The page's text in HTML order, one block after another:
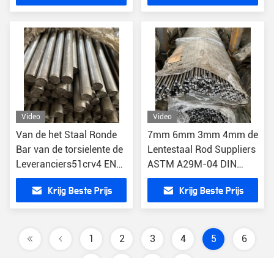
Video
Van de het Staal Ronde
Bar van de torsielente de
Leveranciers51crv4 EN
10089-2002
Krijg Beste Prijs
Video
7mm 6mm 3mm 4mm de
Lentestaal Rod Suppliers
ASTM A29M-04 DIN
ENGELSE 61SiCr7
Krijg Beste Prijs
1 2 3 4 5 6